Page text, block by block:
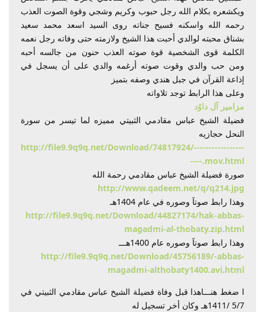
ويكشعره بكلام الله رجل حبوب وكريم وشجي وقوة الصوت العذب
رحمه الله واسكنه فسيح جناته روى السيد اسعد محمد سعيد
بشناق محبته لوالدي أحبت هذا الشيخ ولازمته حتى وفاته رجل نعمه
الكلمة قوى الشخصية قوة صوته العذب حنون من جالسه أحبه
ومن حب والدي وقوت صوته أرغمه والدي على أن يسجل في
إذاعة القرآن في جبل هندي وصفه بتميز
وعلى هذا الرابط توجد تلاواته
مزامير آل داوُد
فضيلة الشيخ عباس مقادمي الثبيتي مميزه لما تيسر من سورة
النحل حجازيه
http://file9.9q9q.net/Download/74817924/-----------------
----.mov.html
صورة فضيلة الشيخ عباس مقادمي رحمة الله
http://www.qadeem.net/q/q214.jpg
وهذا رابط صوتآ وصوره في عام 1404هـ
http://file9.9q9q.net/Download/44827174/hak-abbas-
magadmi-al-thobaty.zip.html
وهذا رابط صوتآ وصوره عام 1400هـــ
http://file9.9q9q.net/Download/45756189/-abbas-
magadmi-althobaty1400.avi.html
ا ضغط هنـــاهذا قبل وفاة فضيلة الشيخ عباس مقادمي الثبيتي في
5/7 /1411هـ وكان أخر تسجيل له